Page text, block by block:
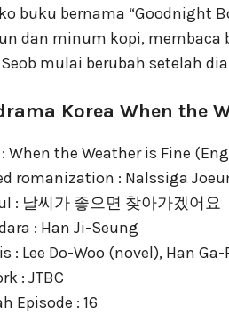
buku bernama “Goodnight
dan minum kopi,
mulai berubah setelah
Korea When the
When the Weather is Fine
romanization : Nalssiga
: 날씨가 좋으면 찾아가겠어요
: Han Ji-Seung
: Lee Do-Woo (novel), Han Ga-
: JTBC
Episode : 16